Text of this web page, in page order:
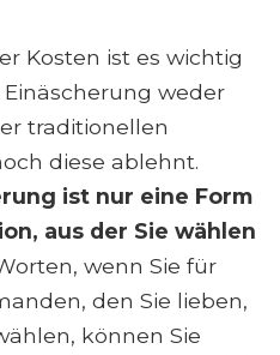
Kosten ist es wichtig
weder
traditionellen
diese ablehnt.
ist nur eine Form
aus der Sie wählen
wenn Sie für
den Sie lieben,
können Sie